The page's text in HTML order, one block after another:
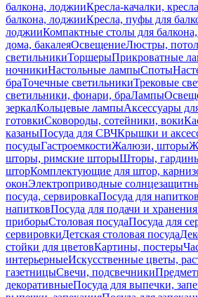
балкона, лоджииКресла-качалки,
балкона, лоджииКресла, пуфы для
лоджииКомпактные столы для
дома, бакалеяОсвещениеЛюстры,
светильникиТоршерыПрикроватные
ночникиНастольные лампыСпоты
браТочечные светильникиТрековые
светильники, фонари, браЛампы
зеркалКольцевые лампыАксессуары
готовкиСковороды, сотейники, воки
казаныПосуда для СВЧКрышки и
посудыГастроемкостиЖалюзи, шторы
шторы, римские шторыШторы,
шторКомплектующие для штор,
оконЭлектроприводные
посуда, сервировкаПосуда для напитков
напитковПосуда для подачи и
приборыСтоловая посудаПосуда для
сервировкиДетская столовая посуда
стойки для цветовКартины, постеры
интерьерныеИскусственные цветы,
газетницыСвечи, подсвечники
декоративныеПосуда для выпечки,